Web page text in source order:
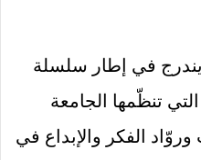
يندرج في إطار سلسلة
التي تنظّمها الجامعة
الفكر والإبداع في